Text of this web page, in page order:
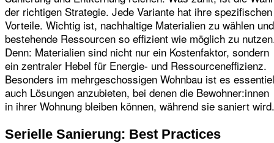
der richtigen Strategie. Jede Variante hat ihre spezifischen
Vorteile. Wichtig ist, nachhaltige Materialien zu wählen und
bestehende Ressourcen so effizient wie möglich zu
Denn: Materialien sind nicht nur ein Kostenfaktor, sondern
ein zentraler Hebel für Energie- und Ressourceneffizienz.
Besonders im mehrgeschossigen Wohnbau ist es
auch Lösungen anzubieten, bei denen die Bewohner:innen
in ihrer Wohnung bleiben können, während sie saniert wird.
Serielle Sanierung: Best Practices